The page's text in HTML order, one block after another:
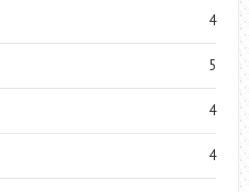
4
5
4
4